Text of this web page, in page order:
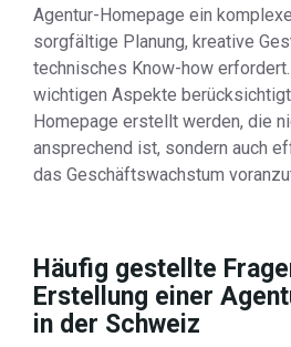
Agentur-Homepage ein
sorgfältige Planung, kreative
technisches Know-how
wichtigen Aspekte
Homepage erstellt werden, die
ansprechend ist, sondern auch
das Geschäftswachstum
Häufig gestellte
Erstellung einer
in der Schweiz